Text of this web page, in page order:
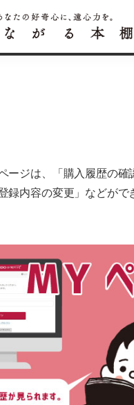
ージは、「購入履歴の確
録内容の変更」などがで